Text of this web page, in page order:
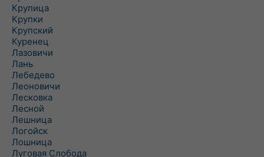
Крупица
Крупки
Крупский
Куренец
Лазовичи
Лань
Лебедево
Леоновичи
Лесковка
Лесной
Лешница
Логойск
Лошница
Луговая Слобода